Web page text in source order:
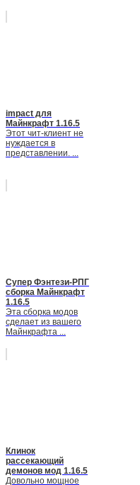
impact для
Майнкрафт 1.16.5
Этот чит-клиент не
нуждается в
представлении. ...
Супер Фэнтези-РПГ
сборка Майнкрафт
1.16.5
Эта сборка модов
сделает из вашего
Майнкрафта ...
Клинок
рассекающий
демонов мод 1.16.5
Довольно мощное